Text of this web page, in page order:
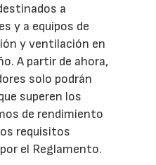
a
y a equipos de
y ventilación en
A partir de ahora,
solo podrán
superen los
de rendimiento
requisitos
el Reglamento.